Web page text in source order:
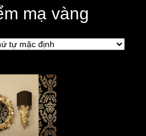
mạ vàng